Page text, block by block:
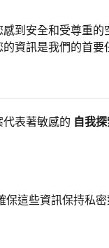
到安全和受尊重的
的資訊是我們的首
表著敏感的 自我
保這些資訊保持私